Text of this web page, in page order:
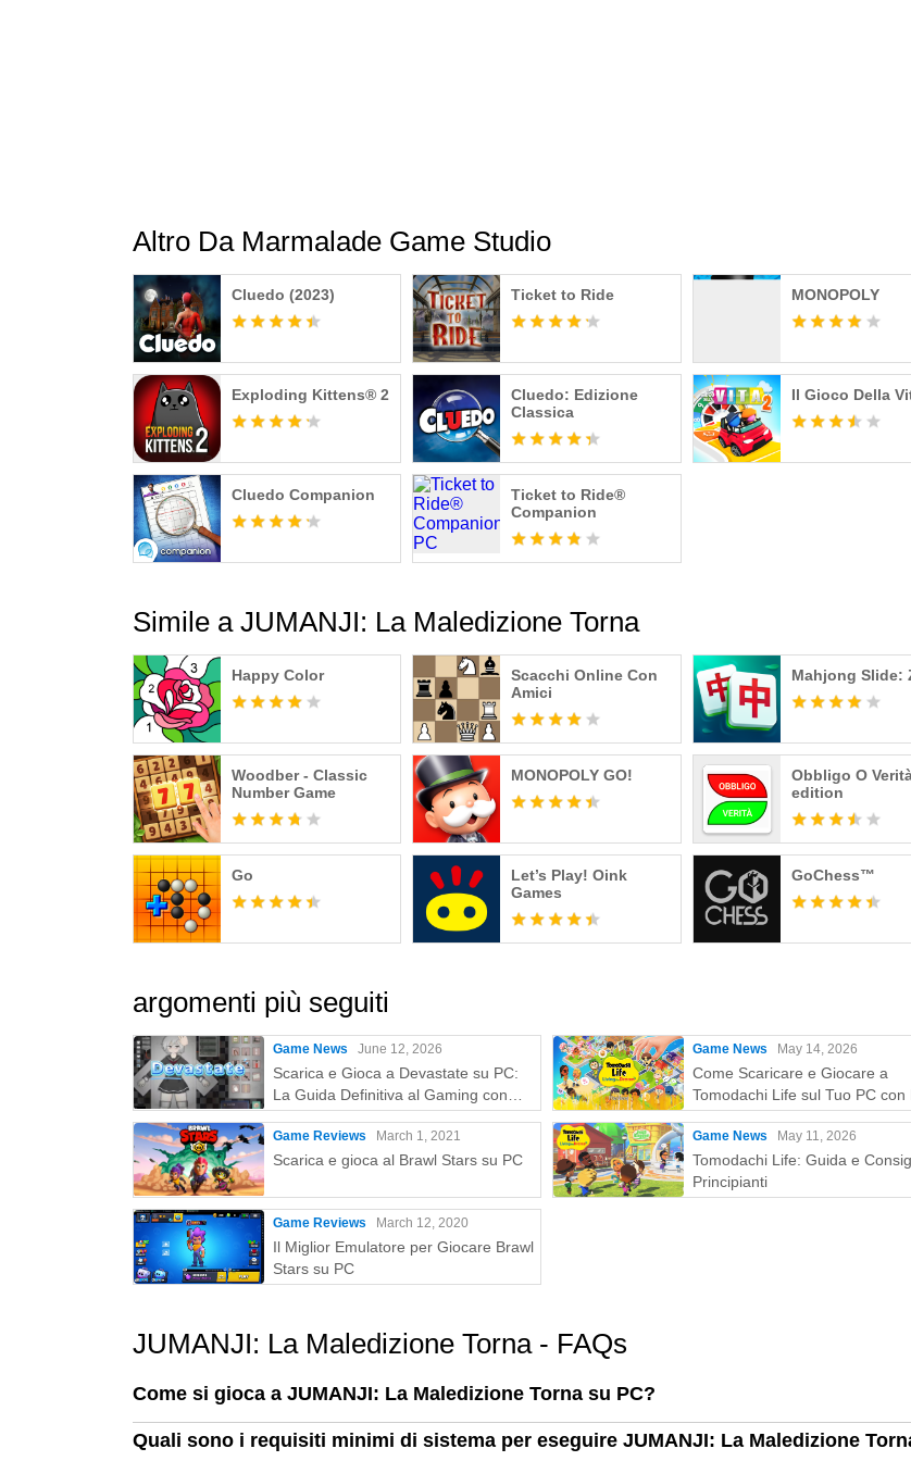
È uno sviluppatore di giochi indipendente e pluripremiato con sede a Londra, UK e a Lisbona, PT.
Marmelade ha prodotto molti giochi da tavolo in digitale. Divertiti per conto tuo, con gli amici o con
di tutto il mondo. Per un divertimento di qualità, cerca il logo Marmalade Game Studio.
Altro Da Marmalade Game Studio
Cluedo (2023) Ticket to Ride MONOPOLY
Exploding Kittens® 2
Cluedo: Edizione
Classica
Il Gioco Della
Cluedo Companion
Ticket to Ride®
Companion
Simile a JUMANJI: La Maledizione Torna
Happy Color
Scacchi Online Con
Amici
Mahjong Slide:
Woodber - Classic
Number Game
MONOPOLY GO!
Obbligo O
edition
Go
Let’s Play! Oink
Games
GoChess™
argomenti più seguiti
Game News June 12, 2026
Scarica e Gioca a Devastate su PC:
La Guida Definitiva al Gaming con
MEmu Play
Game Reviews March 1, 2021
Scarica e gioca al Brawl Stars su PC
Game Reviews March 12, 2020
Il Miglior Emulatore per Giocare Brawl
Stars su PC
Game News May 14, 2026
Come Scaricare e Giocare a
Tomodachi Life sul Tuo PC con
Game News May 11, 2026
Tomodachi Life: Guida e
Principianti
JUMANJI: La Maledizione Torna - FAQs
Come si gioca a JUMANJI: La Maledizione Torna su PC?
Quali sono i requisiti minimi di sistema per eseguire JUMANJI: La Maledizione